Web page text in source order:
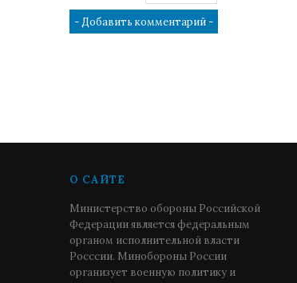
О САЙТЕ
Министерство обороны Российской
Федерации является федеральным
органом исполнительной власти
Росссии. Минобороны России
организует военную политику и